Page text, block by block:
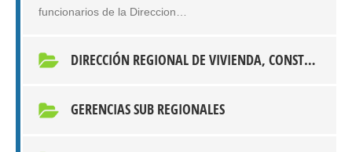
funcionarios de la Direccion…
DIRECCIÓN REGIONAL DE VIVIENDA, CONSTRUCCIÓN Y SANEAMIENTO APURIMAC
GERENCIAS SUB REGIONALES